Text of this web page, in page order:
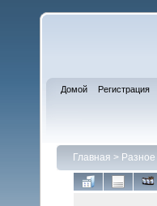
Домой Регистрация
Главная > Разное